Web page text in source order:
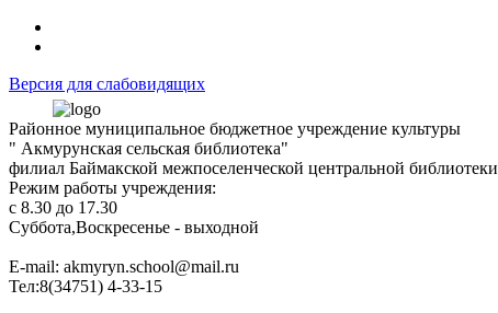
Версия для слабовидящих
Районное муниципальное бюджетное учреждение культуры
" Акмурунская сельская библиотека"
филиал Баймакской межпоселенческой центральной библиотеки
Режим работы учреждения:
с 8.30 до 17.30
Суббота,Воскресенье - выходной
Е-mail: akmyryn.school@mail.ru
Тел:8(34751) 4-33-15